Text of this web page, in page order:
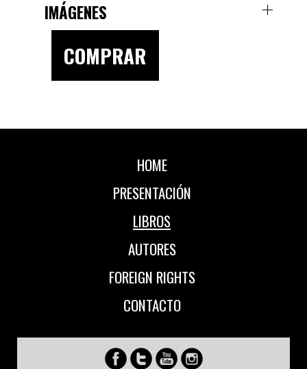
IMÁGENES
COMPRAR
HOME
PRESENTACIÓN
LIBROS
AUTORES
FOREIGN RIGHTS
CONTACTO